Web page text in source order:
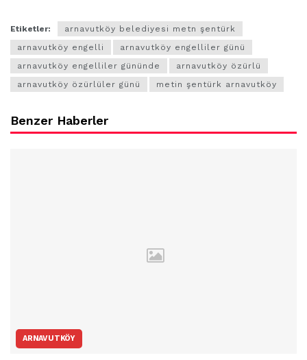
Etiketler:
arnavutköy belediyesi metn şentürk
arnavutköy engelli
arnavutköy engelliler günü
arnavutköy engelliler gününde
arnavutköy özürlü
arnavutköy özürlüler günü
metin şentürk arnavutköy
Benzer Haberler
ARNAVUTKÖY